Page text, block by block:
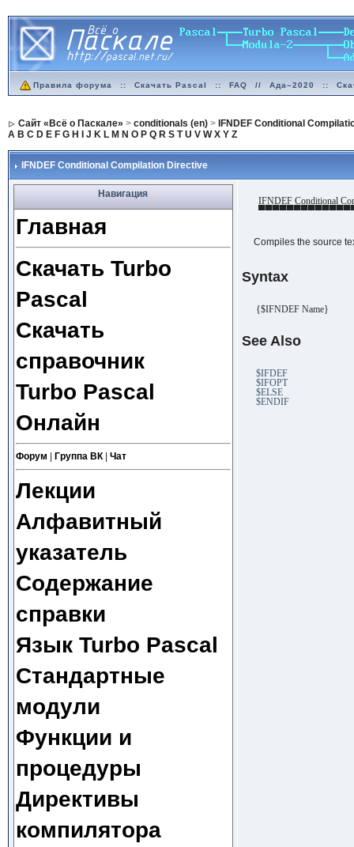
Правила форума :: Скачать Pascal :: FAQ // Ада–2020 ::
Сайт «Всё о Паскале» > conditionals (en)> IFNDEF Conditional
A B C D E F G H J K L M N O P Q R S T U V W X Y Z
IFNDEF Conditional Compilation Directive
Навигация
Главная
Скачать Turbo
Pascal
Скачать
справочник
Turbo Pascal
Онлайн
Форум Группа ВК| Чат
Лекции
Алфавитный
указатель
Содержание
справки
Язык Turbo Pascal
Стандартные
модули
Функции и
процедуры
Директивы
компилятора
IFNDEF Conditional
Compiles the source
Syntax
{$IFNDEF Name}
See Also
$IFDEF
$IFOPT
$ELSE
$ENDIF